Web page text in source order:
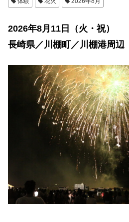
2026年8月11日（火・祝）
長崎県／川棚町／川棚港周辺